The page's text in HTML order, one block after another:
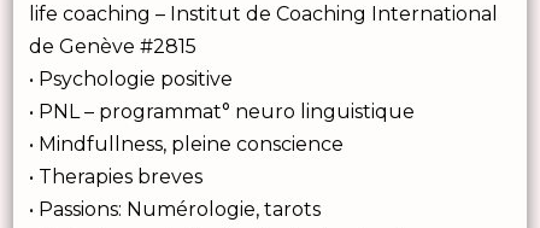
life coaching – Institut de Coaching International
de Genève #2815
• Psychologie positive
• PNL – programmat° neuro linguistique
• Mindfullness, pleine conscience
• Therapies breves
• Passions: Numérologie, tarots